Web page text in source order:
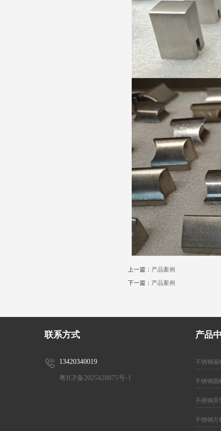
上一篇： 产品案例
下一篇： 产品案例
联系方式
13420340019
粤ICP备2025428875号-1
产品
不锈钢扁
不锈钢圆
不锈钢异
不锈钢方